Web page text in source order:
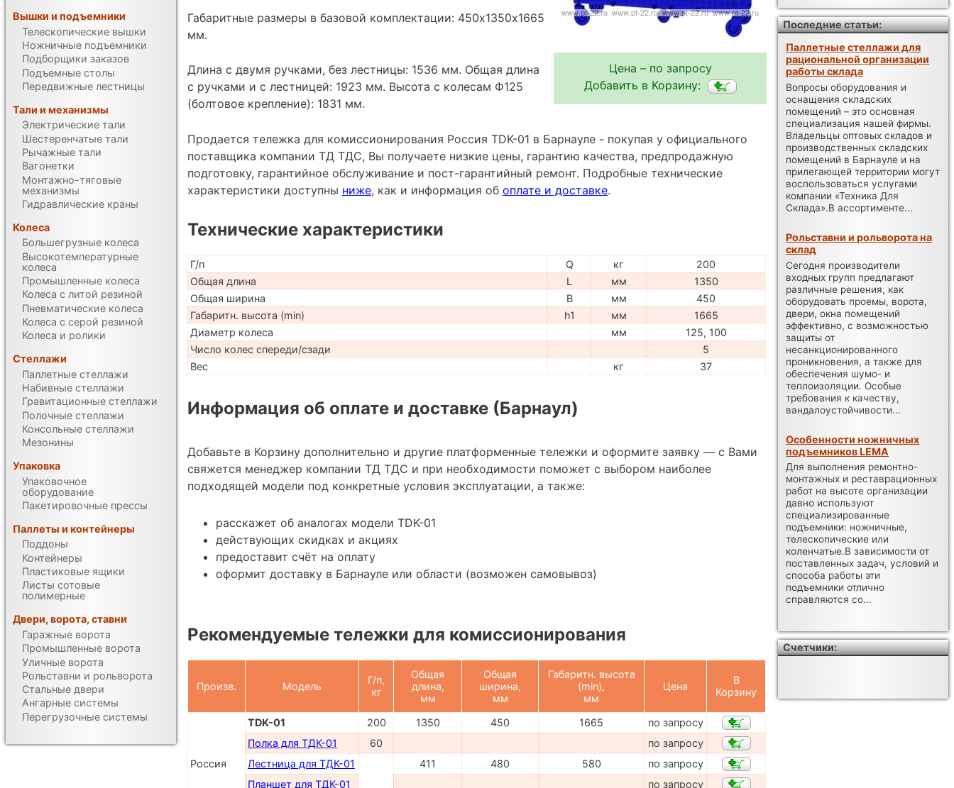
Цена – по запросу
Добавить в Корзину:
Габаритные размеры в базовой комплектации: 450х1350х1665
мм.
Длина с двумя ручками, без лестницы: 1536 мм. Общая длина
с ручками и с лестницей: 1923 мм. Высота с колесам Ф125
(болтовое крепление): 1831 мм.
Продается тележка для комиссионирования Россия TDK-01 в Барнауле - покупая у официального
поставщика компании ТД ТДС, Вы получаете низкие цены, гарантию качества, предпродажную
подготовку, гарантийное обслуживание и пост-гарантийный ремонт. Подробные технические
характеристики доступны ниже, как и информация об оплате и доставке.
Технические характеристики
Г/п Q кг
200
Общая длина
L мм
1350
Общая ширина
B мм
450
Габаритн. высота (min)
h1 мм
1665
Диаметр колеса
мм
125, 100
Число колес спереди/сзади
5
Вес
кг 37
Информация об оплате и доставке (Барнаул)
Добавьте в Корзину дополнительно и другие платформенные тележки и оформите заявку — с Вами
свяжется менеджер компании ТД ТДС и при необходимости поможет с выбором наиболее
подходящей модели под конкретные условия эксплуатации, а также:
расскажет об аналогах модели TDK-01
действующих скидках и акциях
предоставит счёт на оплату
оформит доставку в Барнауле или области (возможен самовывоз)
Рекомендуемые тележки для комиссионирования
Произв. Модель
Г/п,
кг
Общая
длина,
мм
Общая
ширина,
мм
Габаритн. высота
(min),
мм
Цена
В
Корзину
Россия
TDK-01 200 1350 450 1665
по запросу
Полка для ТДК-01
60
по запросу
Лестница для ТДК-01
411 480 580
по запросу
Планшет для ТДК-01
по запросу
Вышки и подъемники
Телескопические вышки
Ножничные подъемники
Подборщики заказов
Подъемные столы
Передвижные лестницы
Тали и механизмы
Электрические тали
Шестеренчатые тали
Рычажные тали
Вагонетки
Монтажно-тяговые
механизмы
Гидравлические краны
Колеса
Большегрузные колеса
Высокотемпературные
колеса
Промышленные колеса
Колеса с литой резиной
Пневматические колеса
Колеса с серой резиной
Колеса и ролики
Стеллажи
Паллетные стеллажи
Набивные стеллажи
Гравитационные стеллажи
Полочные стеллажи
Консольные стеллажи
Мезонины
Упаковка
Упаковочное
оборудование
Пакетировочные прессы
Паллеты и контейнеры
Поддоны
Контейнеры
Пластиковые ящики
Листы сотовые
полимерные
Двери, ворота, ставни
Гаражные ворота
Промышленные ворота
Уличные ворота
Рольставни и рольворота
Стальные двери
Ангарные системы
Перегрузочные системы
Последние статьи:
Паллетные стеллажи для
рациональной организации
работы склада
Вопросы оборудования и
оснащения складских
помещений – это основная
специализация нашей фирмы.
Владельцы оптовых складов и
производственных складских
помещений в Барнауле и на
прилегающей территории могут
воспользоваться услугами
компании «Техника Для
Склада».В ассортименте...
Рольставни и рольворота на
склад
Сегодня производители
входных групп предлагают
различные решения, как
оборудовать проемы, ворота,
двери, окна помещений
эффективно, с возможностью
защиты от
несанкционированного
проникновения, а также для
обеспечения шумо- и
теплоизоляции. Особые
требования к качеству,
вандалоустойчивости...
Особенности ножничных
подъемников LEMA
Для выполнения ремонтно-
монтажных и реставрационных
работ на высоте организации
давно используют
специализированные
подъемники: ножничные,
телескопические или
коленчатые.В зависимости от
поставленных задач, условий и
способа работы эти
подъемники отлично
справляются со...
Счетчики: